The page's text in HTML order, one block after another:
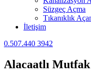
Süzgeç Açma
Tıkanıklık
İletişim
0.507.440 3942
Alacaatlı